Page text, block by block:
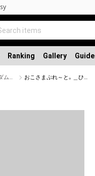
Ranking Gallery Guide
「全力アピール～アダムシアター～」NFTストア おこさまぷれ～と。＿ひめかのん ウサギコスプレで軟体技披露！